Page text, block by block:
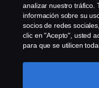
analizar nuestro tráfico.
información sobre su
socios de redes
clic en "Acepto", usted
para que se utilicen
haciendo clic en
seleccionando las